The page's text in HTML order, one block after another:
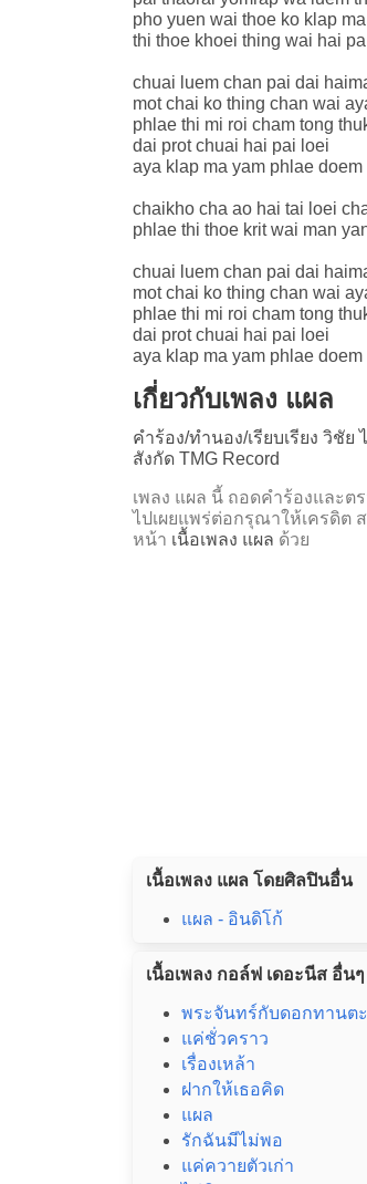
pho yuen wai thoe ko klap
thi thoe khoei thing wai hai
chuai luem chan pai dai
mot chai ko thing chan wai
phlae thi mi roi cham tong
dai prot chuai hai pai loei
aya klap ma yam phlae
chaikho cha ao hai tai loei
phlae thi thoe krit wai man
chuai luem chan pai dai
mot chai ko thing chan wai
phlae thi mi roi cham tong
dai prot chuai hai pai loei
aya klap ma yam phlae
เกี่ยวกับเพลง แผล
คำร้อง/ทำนอง/เรียบเรียง วิชัย
สังกัด TMG Record
เพลง แผล นี้ ถอดคำร้องและ
ไปเผยแพร่ต่อกรุณาให้เครดิต
หน้า เนื้อเพลง แผล ด้วย
เนื้อเพลง แผล โดยศิลปินอื่น
แผล - อินดิโก้
เนื้อเพลง กอล์ฟ เดอะนีส อื่นๆ
พระจันทร์กับดอกทานต
แค่ชั่วคราว
เรื่องเหล้า
ฝากให้เธอคิด
แผล
รักฉันมีไม่พอ
แค่ควายตัวเก่า